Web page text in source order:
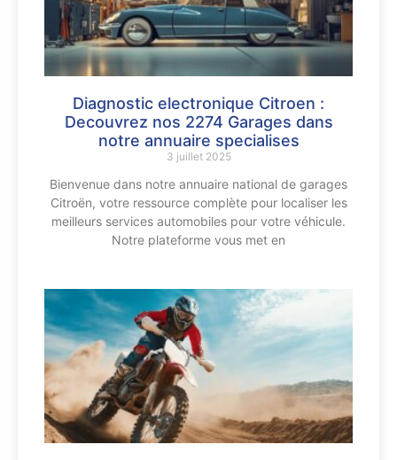
Diagnostic electronique Citroen :
Decouvrez nos 2274 Garages dans
notre annuaire specialises
3 juillet 2025
Bienvenue dans notre annuaire national de garages
Citroën, votre ressource complète pour localiser les
meilleurs services automobiles pour votre véhicule.
Notre plateforme vous met en